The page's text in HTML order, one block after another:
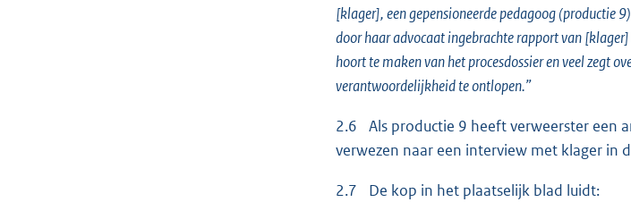
[klager], een gepensioneerde pedagoog (productie
door haar advocaat ingebrachte rapport van
hoort te maken van het procesdossier en veel zegt
verantwoordelijkheid te ontlopen.”
2.6 Als productie 9 heeft verweerster een
verwezen naar een interview met klager in
2.7 De kop in het plaatselijk blad luidt: